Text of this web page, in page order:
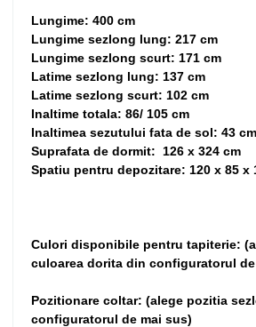
Lungime: 400 cm
Lungime sezlong lung: 217 cm
Lungime sezlong scurt: 171 cm
Latime sezlong lung: 137 cm
Latime sezlong scurt: 102 cm
Inaltime totala: 86/ 105 cm
Inaltimea sezutului fata de sol: 43 cm
Suprafata de dormit: 126 x 324 cm
Spatiu pentru depozitare: 120 x 85 x
Culori disponibile pentru tapiterie:
culoarea dorita din configuratorul
Pozitionare coltar: (alege pozitia
configuratorul de mai sus)